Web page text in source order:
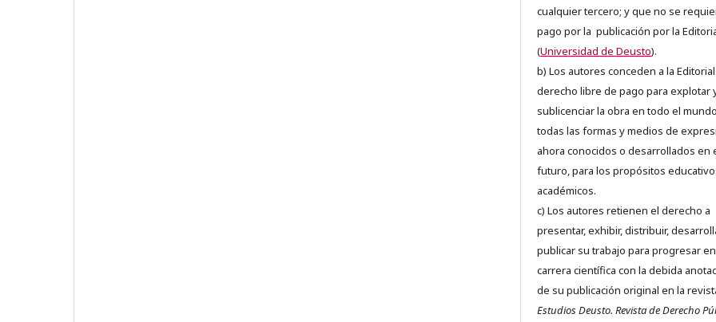
cualquier tercero; y que no se
pago por la publicación por la
(Universidad de Deusto).
b) Los autores conceden a la
derecho libre de pago para explotar
sublicenciar la obra en todo el
todas las formas y medios de
ahora conocidos o desarrollados en
futuro, para los propósitos
académicos.
c) Los autores retienen el derecho a
presentar, exhibir, distribuir,
publicar su trabajo para progresar
carrera científica con la debida
de su publicación original en la
Estudios Deusto. Revista de Derecho